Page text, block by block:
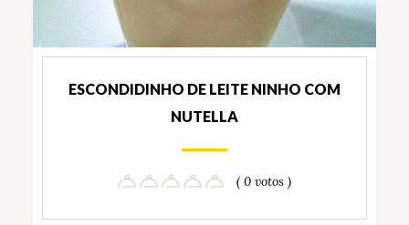
ESCONDIDINHO DE LEITE NINHO COM
NUTELLA
( 0 votos )